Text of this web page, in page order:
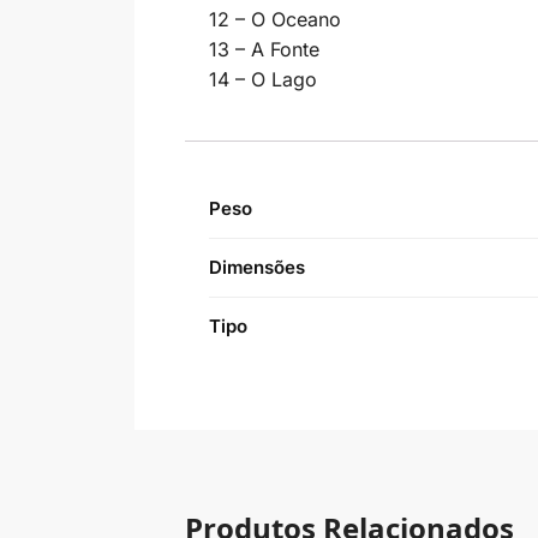
12 – O Oceano
13 – A Fonte
14 – O Lago
Peso
Dimensões
Tipo